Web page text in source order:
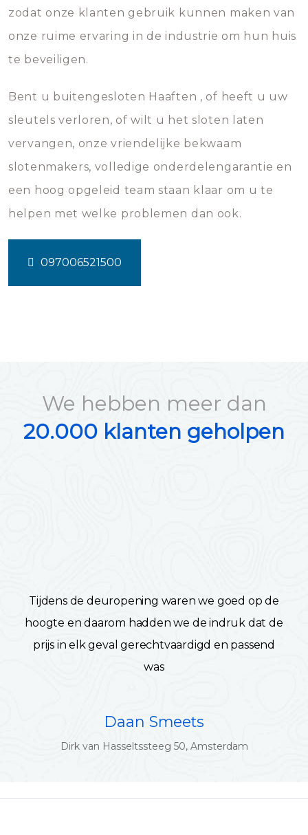
zodat onze klanten gebruik kunnen maken van
onze ruime ervaring in de industrie om hun huis
te beveiligen.
Bent u buitengesloten Haaften , of heeft u uw
sleutels verloren, of wilt u het sloten laten
vervangen, onze vriendelijke bekwaam
slotenmakers, volledige onderdelengarantie en
een hoog opgeleid team staan klaar om u te
helpen met welke problemen dan ook.
097006521500
We hebben meer dan
20.000 klanten geholpen
Tijdens de deuropening waren we goed op de
hoogte en daarom hadden we de indruk dat de
prijs in elk geval gerechtvaardigd en passend
was
Daan Smeets
Dirk van Hasseltssteeg 50, Amsterdam